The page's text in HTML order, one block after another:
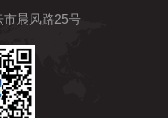
市晨风路25号